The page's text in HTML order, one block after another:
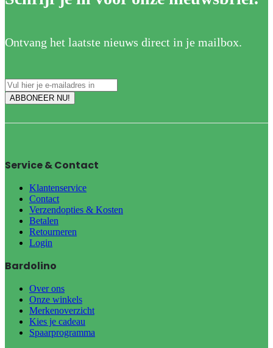
Ontvang het laatste nieuws direct in je mailbox.
Service & Contact
Klantenservice
Contact
Verzendopties & Kosten
Betalen
Retourneren
Login
Bardolino
Over ons
Onze winkels
Merkenoverzicht
Kies je cadeau
Spaarprogramma